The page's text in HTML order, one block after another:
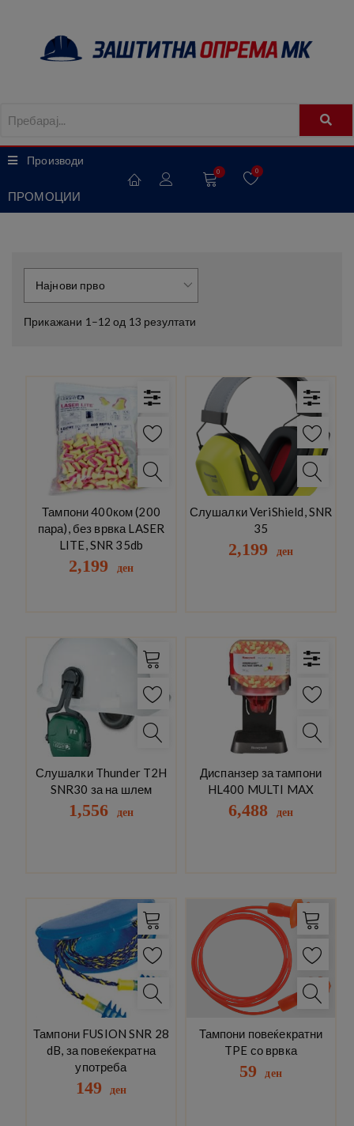
Производи
ПРОМОЦИИ
0 0
Прикажани 1–12 од 13 резултати
Тампони 400ком (200
пара), без врвка LASER
LITE, SNR 35db
2,199 ден
Слушалки VeriShield, SNR
35
2,199 ден
Слушалки Thunder T2H
SNR30 за на шлем
1,556 ден
Диспанзер за тампони
HL400 MULTI MAX
6,488 ден
Тампони FUSION SNR 28
dB, за повеќекратна
употреба
149 ден
Тампони повеќекратни
TPE со врвка
59 ден